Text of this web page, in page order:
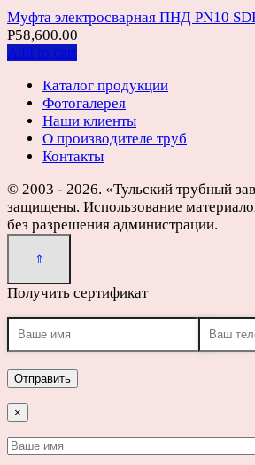
Муфта электросварная ПНД PN10
Р58,600.00
Add to cart
Каталог продукции
Фотогалерея
Наши клиенты
О производителе труб
Контакты
© 2003 - 2026. «Тульский трубный
защищены. Использование
без разрешения администрации.
Получить сертификат
×